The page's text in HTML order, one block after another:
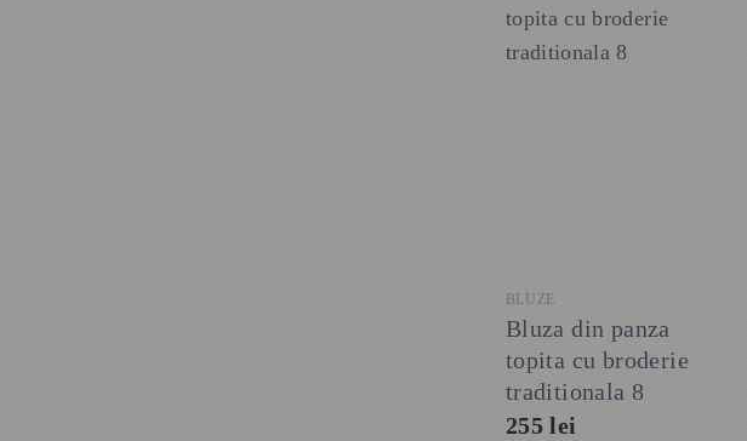
BLUZE
Bluza din panza
topita cu broderie
traditionala 8
255lei